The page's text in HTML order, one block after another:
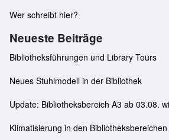
Wer schreibt hier?
Neueste Beiträge
Bibliotheksführungen und Library Tours
Neues Stuhlmodell in der Bibliothek
Update: Bibliotheksbereich A3 ab 03.08.
Klimatisierung in den Bibliotheksbereichen